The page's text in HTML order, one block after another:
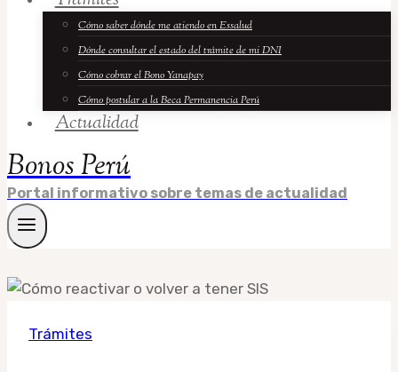
Cómo saber dónde me atiendo en Essalud
Dónde consultar el estado del trámite de mi DNI
Cómo cobrar el Bono Yanapay
Cómo postular a la Beca Permanencia Perú
Actualidad
Bonos Perú
Portal informativo sobre temas de actualidad
Trámites